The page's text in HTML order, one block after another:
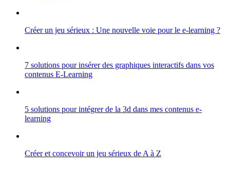
Créer un jeu sérieux : Une nouvelle voie pour le e-learning ?
7 solutions pour insérer des graphiques interactifs dans vos
contenus E-Learning
5 solutions pour intégrer de la 3d dans mes contenus e-
learning
Créer et concevoir un jeu sérieux de A à Z